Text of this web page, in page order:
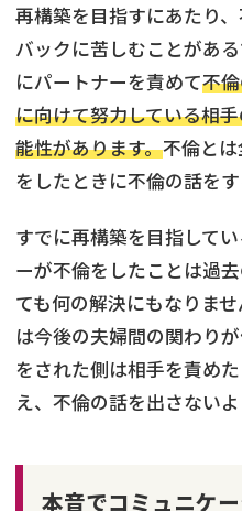
再構築を目指すにあたり
バックに苦しむことがあ
にパートナーを責めて不
に向けて努力している相
能性があります。不倫と
をしたときに不倫の話をす
すでに再構築を目指して
ーが不倫をしたことは過
ても何の解決にもなりま
は今後の夫婦間の関わり
をされた側は相手を責め
え、不倫の話を出さないよ
本音でコミュニケ